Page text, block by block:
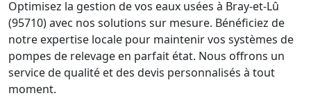
Optimisez la gestion de vos eaux usées à Bray-et-Lû
(95710) avec nos solutions sur mesure. Bénéficiez de
notre expertise locale pour maintenir vos systèmes de
pompes de relevage en parfait état. Nous offrons un
service de qualité et des devis personnalisés à tout
moment.